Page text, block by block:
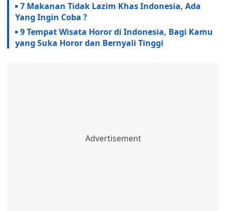
7 Makanan Tidak Lazim Khas Indonesia, Ada
Yang Ingin Coba ?
9 Tempat Wisata Horor di Indonesia, Bagi Kamu
yang Suka Horor dan Bernyali Tinggi